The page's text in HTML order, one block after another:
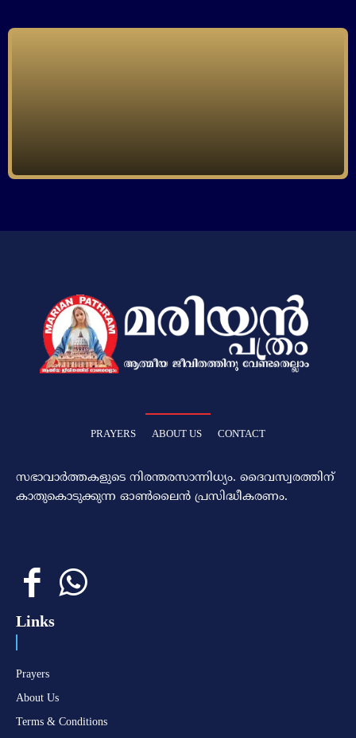
PRAYERS ABOUT US CONTACT
സഭാവാര്‍ത്തകളുടെ നിരന്തരസാന്നിധ്യം. ദൈവസ്വരത്തിന്‌
കാതുകൊടുക്കുന്ന ഓണ്‍ലൈന്‍ പ്രസിദ്ധീകരണം.
Links
Prayers
About Us
Terms & Conditions